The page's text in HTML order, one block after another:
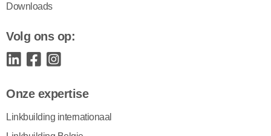
Downloads
Volg ons op:
Onze expertise
Linkbuilding internationaal